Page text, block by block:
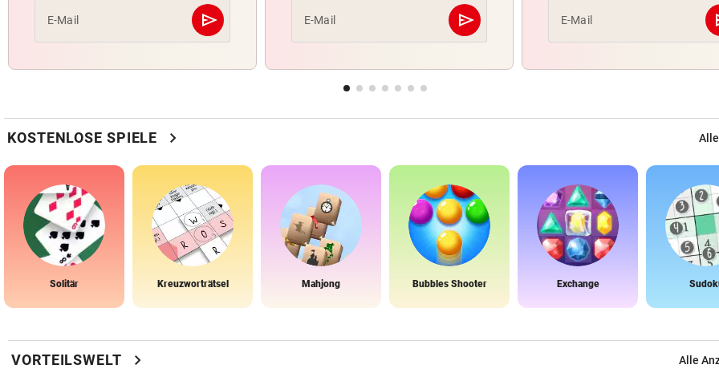
E-Mail send
Abschicken E-Mail send
Abschicken E-Mail
KOSTENLOSE SPIELE chevron_right
Solitär Kreuzworträtsel Mahjong Bubbles Shooter Exchange
VORTEILSWELT chevron_right Alle